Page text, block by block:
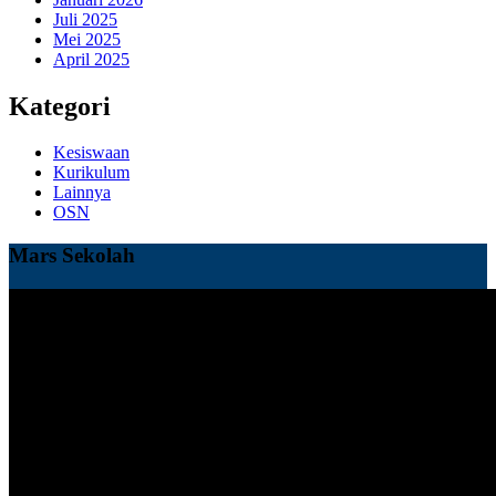
Juli 2025
Mei 2025
April 2025
Kategori
Kesiswaan
Kurikulum
Lainnya
OSN
Mars Sekolah